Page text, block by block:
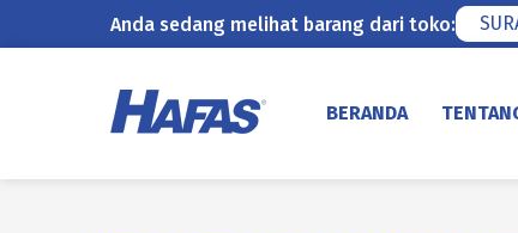
Anda sedang melihat barang dari toko:
BERANDA